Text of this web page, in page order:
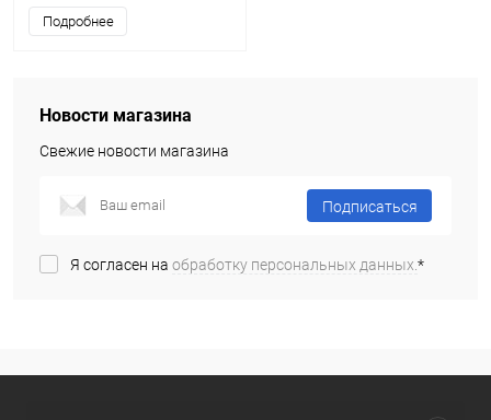
Подробнее
Новости магазина
Свежие новости магазина
Подписаться
Я согласен на обработку персональных данных.*